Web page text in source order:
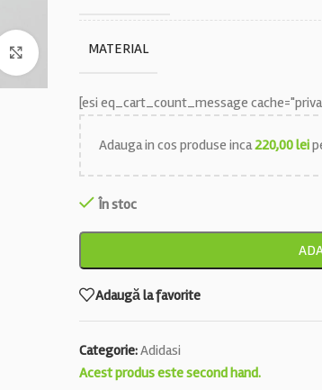
Faceți click pentru a mări
MATERIAL
[esi eq_cart_count_message
Adauga in cos produse inca220,00lei
În stoc
Adaugă la favorite
Categorie:Adidasi
Acest produs este second hand.